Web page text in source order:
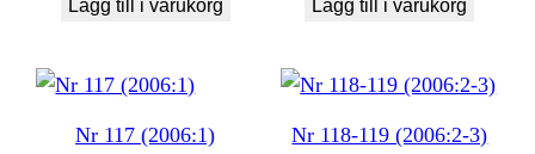
Lägg till i varukorg Lägg till i varukorg
Nr 117 (2006:1) Nr 118-119 (2006:2-3)